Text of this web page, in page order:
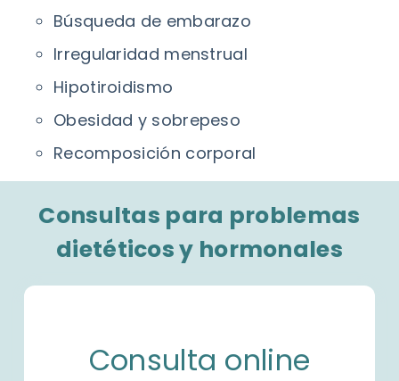
Búsqueda de embarazo
Irregularidad menstrual
Hipotiroidismo
Obesidad y sobrepeso
Recomposición corporal
Consultas para problemas
dietéticos y hormonales
Consulta online